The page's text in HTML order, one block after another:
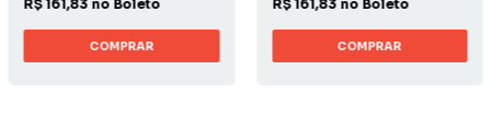
R$ 161,83 no Boleto
COMPRAR
R$ 161,83 no Boleto
COMPRAR